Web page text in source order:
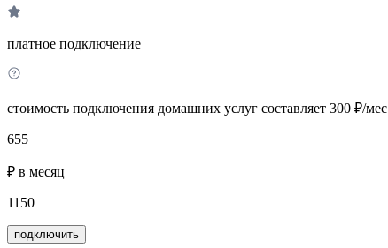
платное подключение
стоимость подключения домашних услуг составляет 300 ₽/мес
655
₽ в месяц
1150
подключить